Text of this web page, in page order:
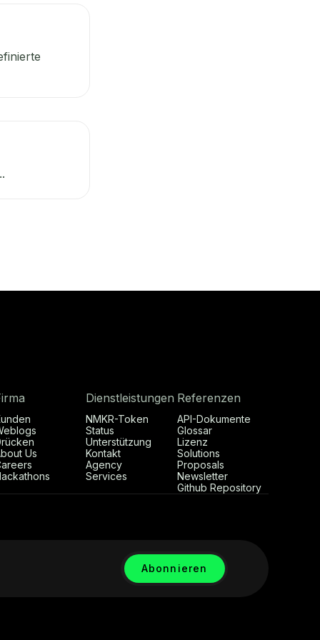
Us
Dienstleistungen
NMKR-Token
Status
Unterstützung
Kontakt
Agency
Services
Referenzen
API-Dokumente
Glossar
Lizenz
Solutions
Proposals
Newsletter
Github Repository